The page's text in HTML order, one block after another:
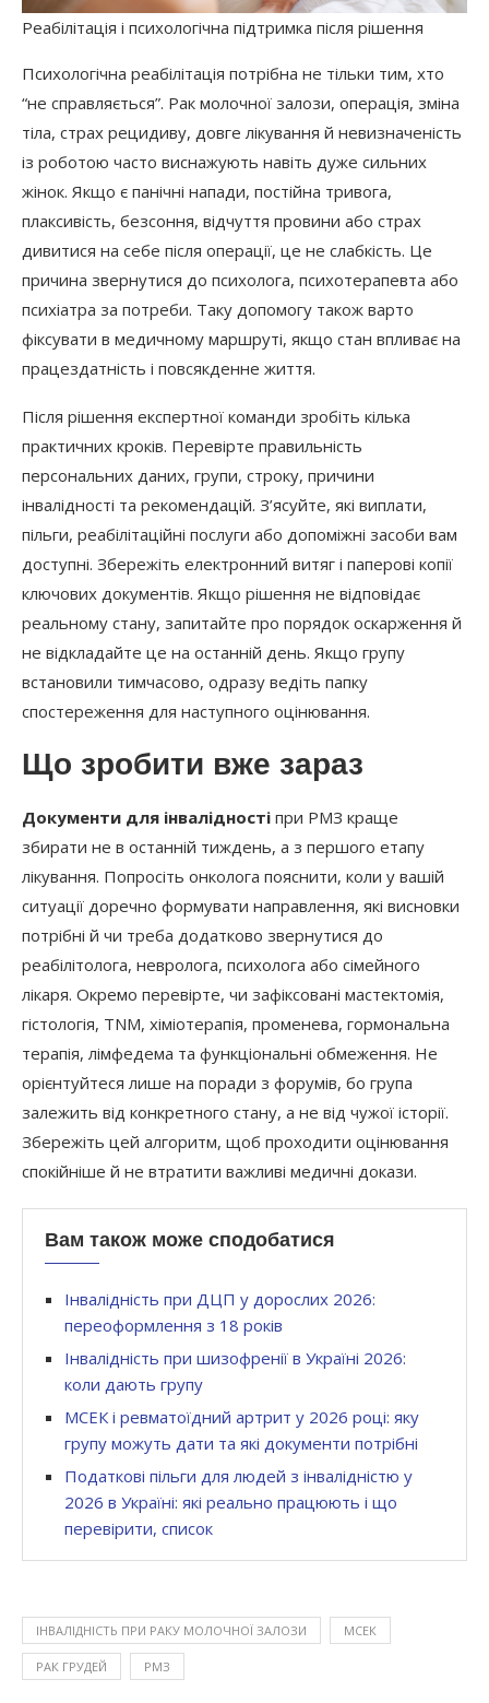
Реабілітація і психологічна підтримка після рішення
Психологічна реабілітація потрібна не тільки тим, хто
“не справляється”. Рак молочної залози, операція, зміна
тіла, страх рецидиву, довге лікування й невизначеність
із роботою часто виснажують навіть дуже сильних
жінок. Якщо є панічні напади, постійна тривога,
плаксивість, безсоння, відчуття провини або страх
дивитися на себе після операції, це не слабкість. Це
причина звернутися до психолога, психотерапевта або
психіатра за потреби. Таку допомогу також варто
фіксувати в медичному маршруті, якщо стан впливає на
працездатність і повсякденне життя.
Після рішення експертної команди зробіть кілька
практичних кроків. Перевірте правильність
персональних даних, групи, строку, причини
інвалідності та рекомендацій. З’ясуйте, які виплати,
пільги, реабілітаційні послуги або допоміжні засоби вам
доступні. Збережіть електронний витяг і паперові копії
ключових документів. Якщо рішення не відповідає
реальному стану, запитайте про порядок оскарження й
не відкладайте це на останній день. Якщо групу
встановили тимчасово, одразу ведіть папку
спостереження для наступного оцінювання.
Що зробити вже зараз
Документи для інвалідності при РМЗ краще
збирати не в останній тиждень, а з першого етапу
лікування. Попросіть онколога пояснити, коли у вашій
ситуації доречно формувати направлення, які висновки
потрібні й чи треба додатково звернутися до
реабілітолога, невролога, психолога або сімейного
лікаря. Окремо перевірте, чи зафіксовані мастектомія,
гістологія, TNM, хіміотерапія, променева, гормональна
терапія, лімфедема та функціональні обмеження. Не
орієнтуйтеся лише на поради з форумів, бо група
залежить від конкретного стану, а не від чужої історії.
Збережіть цей алгоритм, щоб проходити оцінювання
спокійніше й не втратити важливі медичні докази.
Вам також може сподобатися
Інвалідність при ДЦП у дорослих 2026:
переоформлення з 18 років
Інвалідність при шизофренії в Україні 2026:
коли дають групу
МСЕК і ревматоїдний артрит у 2026 році: яку
групу можуть дати та які документи потрібні
Податкові пільги для людей з інвалідністю у
2026 в Україні: які реально працюють і що
перевірити, список
ІНВАЛІДНІСТЬ ПРИ РАКУ МОЛОЧНОЇ ЗАЛОЗИ МСЕК
РАК ГРУДЕЙ РМЗ